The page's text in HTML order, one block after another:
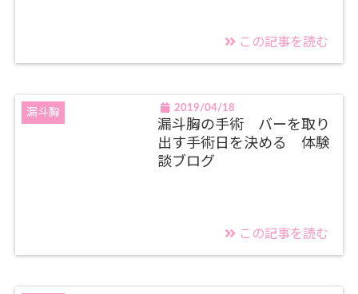
この記事を読む
漏斗胸 2019/04/18
漏斗胸の手術 バーを取り
出す手術日を決める 体験
談ブログ
この記事を読む